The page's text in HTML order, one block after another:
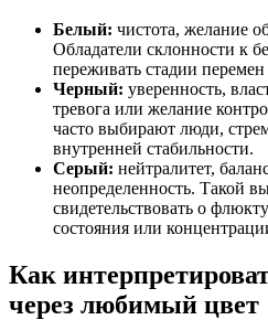
Белый: чистота, желание
Обладатели склонности к
переживать стадии
Черный: уверенность,
тревога или желание
часто выбирают люди,
внутренней стабильности.
Серый: нейтралитет,
неопределенность. Такой
свидетельствовать о
состояния или
Как
через любимый цвет